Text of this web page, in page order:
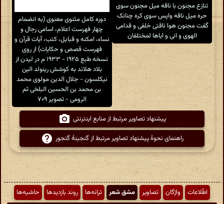
تنازع مجنون با ناقه میل مجنون سوی
حره میل ناقه واپس سوی کره چنانک
گفت مجنون هوا ناقتی خلفی و قدامی
الهوی و انی و ایاها لمختلفان
دوره کامل مثنوی معنوی (به انضمام
چهار فهرست اعلام، اسامی رجال و
نساء، امکنه و قبایل، کتب، آیات قرآن و
فهرست قصص و حکایات) از روی
نسخه طبع ۱۹۲۵ - ۱۹۳۳ م در لیدن از
بلاد هلاند به کوشش رینولد الین
نیکلسون - جلال الدین مولوی محمد
بن محمد بن الحسین البلخی ثم
الرومی - تصویر ۷۰۹
پیشنهاد تصاویر مرتبط از منابع اینترنتی
راهنمای نحوهٔ پیشنهاد تصاویر مرتبط از گنجینهٔ گنجور
اطّلاعات واژگان تصاویر مشق شعر ترانه‌ها روند بازدیدها
حاشیه‌ها